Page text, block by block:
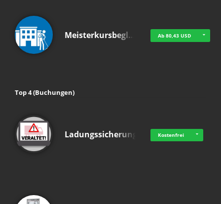
Meisterkursbegl… Ab 80,43 USD
Top 4 (Buchungen)
Ladungssicherung Kostenfrei